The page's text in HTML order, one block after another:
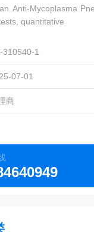
Anti-Mycoplasma
quantitative
310540-1
07-01
商